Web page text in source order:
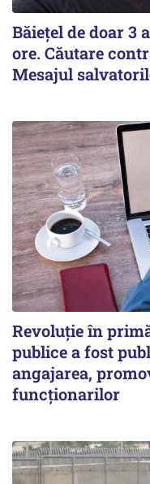
Băiețel de doar 3
ore. Căutare
Mesajul
Revoluție în
publice a fost
angajarea,
funcționarilor